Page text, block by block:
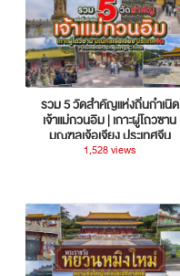
รวม 5 วัดสำคัญแห่งถิ่นกำเนิด
เจ้าแม่กวนอิม | เกาะผู่โถวซาน
มณฑลเจ้อเจียง ประเทศจีน
1,528 views